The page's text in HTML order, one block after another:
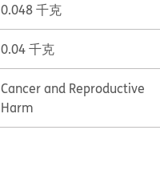
0.048 千克
0.04 千克
Cancer and Reproductive
Harm